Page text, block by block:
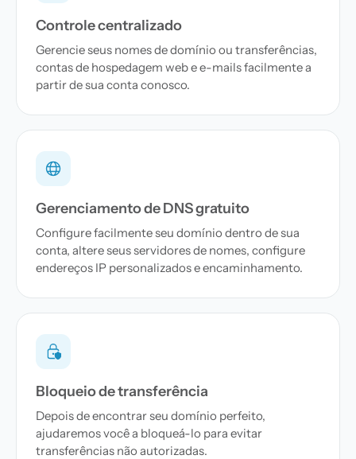
Controle centralizado
Gerencie seus nomes de domínio ou transferências,
contas de hospedagem web e e-mails facilmente a
partir de sua conta conosco.
Gerenciamento de DNS gratuito
Configure facilmente seu domínio dentro de sua
conta, altere seus servidores de nomes, configure
endereços IP personalizados e encaminhamento.
Bloqueio de transferência
Depois de encontrar seu domínio perfeito,
ajudaremos você a bloqueá-lo para evitar
transferências não autorizadas.